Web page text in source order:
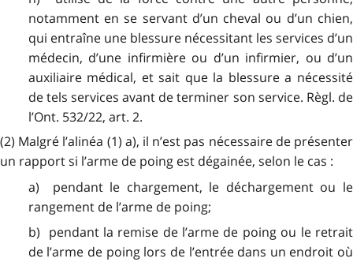
notamment en se servant d’un cheval ou d’un chien,
qui entraîne une blessure nécessitant les services d’un
médecin, d’une infirmière ou d’un infirmier, ou d’un
auxiliaire médical, et sait que la blessure a nécessité
de tels services avant de terminer son service. Règl. de
l’Ont. 532/22, art. 2.
(2) Malgré l’alinéa (1) a), il n’est pas nécessaire de présenter
un rapport si l’arme de poing est dégainée, selon le cas :
a) pendant le chargement, le déchargement ou le
rangement de l’arme de poing;
b) pendant la remise de l’arme de poing ou le retrait
de l’arme de poing lors de l’entrée dans un endroit où